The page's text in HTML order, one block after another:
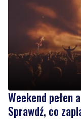
Weekend pełen
Sprawdź, co